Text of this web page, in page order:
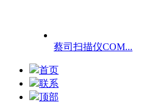
蔡司扫描仪COM...
首页
联系
顶部